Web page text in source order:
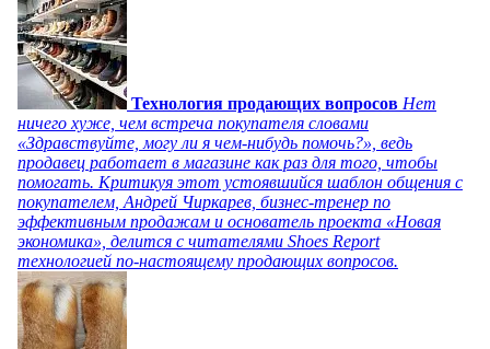
Технология продающих вопросов Нет
ничего хуже, чем встреча покупателя словами
«Здравствуйте, могу ли я чем-нибудь помочь?», ведь
продавец работает в магазине как раз для того, чтобы
помогать. Критикуя этот устоявшийся шаблон общения с
покупателем, Андрей Чиркарев, бизнес-тренер по
эффективным продажам и основатель проекта «Новая
экономика», делится с читателями Shoes Report
технологией по-настоящему продающих вопросов.